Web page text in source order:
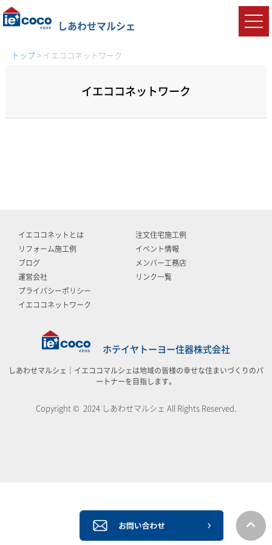
しあわせマルシェ
トップ> イエココネットワーク
イエココネットワーク
イエココネットとは
注文住宅施工例
リフォーム施工例
イベント情報
ブログ
メンバー工務店
運営会社
リンク一覧
プライバシーポリシー
イエココネットワーク
ホテイヤトーヨー住器株式会社
しあわせマルシェ｜イエココマルシェは地域の皆様の幸せな住まいづくりのパ
ートナーを目指します。
Copyright © 2024 しあわせマルシェ All Rights Reserved.